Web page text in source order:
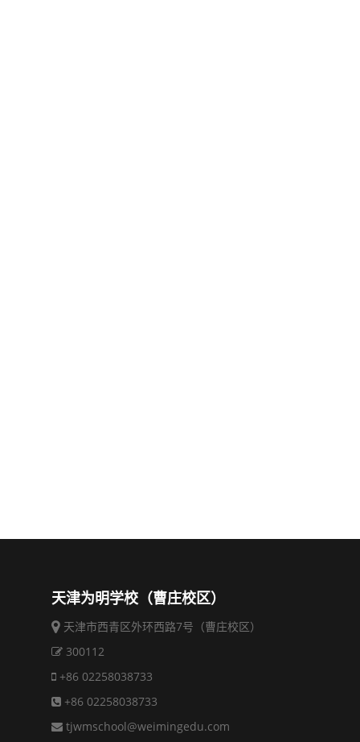
天津为明学校（曹庄校区）
天津市西青区外环西路7号（曹庄校区）
300112
+86 02258038733
+86 02258038733
tjwmschool@weimingedu.com